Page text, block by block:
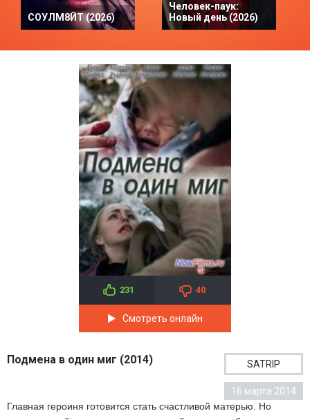
СОУЛМ8ЙТ (2026)
Человек-паук:
Новый день (2026)
231 40
Смотреть онлайн
Подмена в один миг (2014) SATRIP
16 марта 2014
Главная героиня готовится стать счастливой матерью. Но